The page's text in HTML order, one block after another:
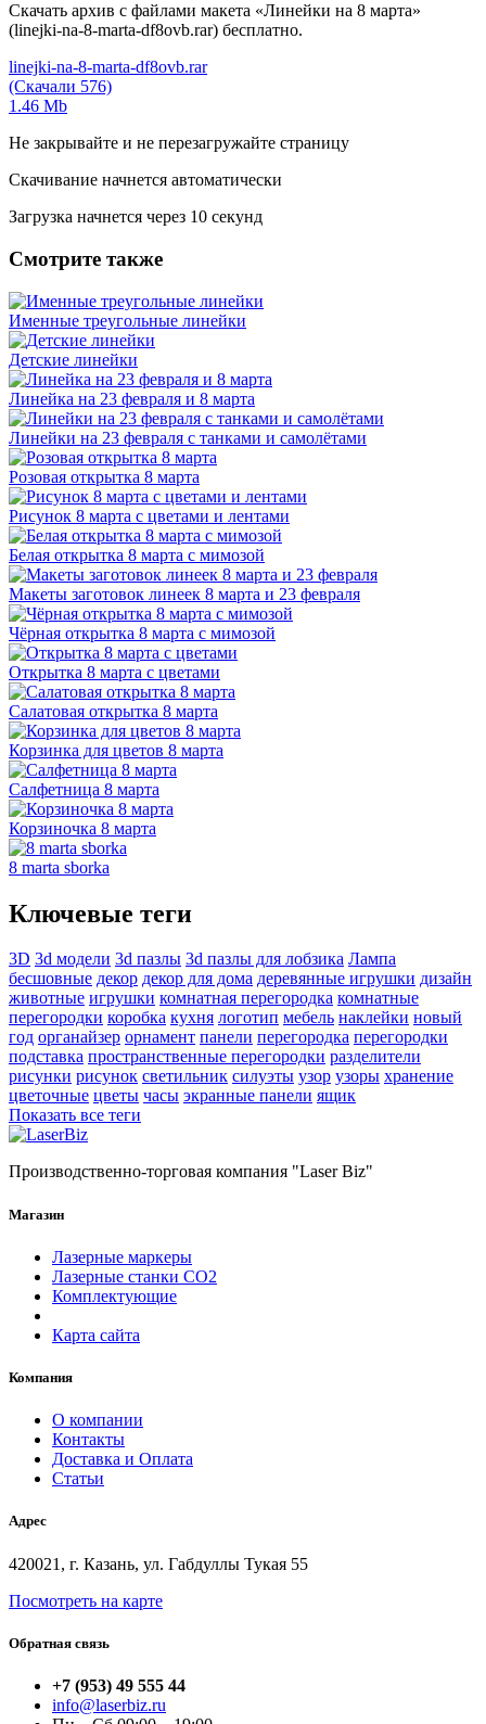
Скачать архив с файлами макета «Линейки на 8 марта»
(linejki-na-8-marta-df8ovb.rar) бесплатно.
linejki-na-8-marta-df8ovb.rar
(Скачали 576)
1.46 Mb
Не закрывайте и не перезагружайте страницу
Скачивание начнется автоматически
Загрузка начнется через 10 секунд
Смотрите также
Именные треугольные линейки
Детские линейки
Линейка на 23 февраля и 8 марта
Линейки на 23 февраля с танками и самолётами
Розовая открытка 8 марта
Рисунок 8 марта с цветами и лентами
Белая открытка 8 марта с мимозой
Макеты заготовок линеек 8 марта и 23 февраля
Чёрная открытка 8 марта с мимозой
Открытка 8 марта с цветами
Салатовая открытка 8 марта
Корзинка для цветов 8 марта
Салфетница 8 марта
Корзиночка 8 марта
8 marta sborka
Ключевые теги
3D 3d модели 3d пазлы 3d пазлы для лобзика Лампа
бесшовные декор декор для дома деревянные игрушки дизайн
животные игрушки комнатная перегородка комнатные
перегородки коробка кухня логотип мебель наклейки новый
год органайзер орнамент панели перегородка перегородки
подставка пространственные перегородки разделители
рисунки рисунок светильник силуэты узор узоры хранение
цветочные цветы часы экранные панели ящик
Показать все теги
Производственно-торговая компания "Laser Biz"
Магазин
Лазерные маркеры
Лазерные станки СО2
Комплектующие
Карта сайта
Компания
О компании
Контакты
Доставка и Оплата
Статьи
Адрес
420021, г. Казань, ул. Габдуллы Тукая 55
Посмотреть на карте
Обратная связь
+7 (953) 49 555 44
info@laserbiz.ru